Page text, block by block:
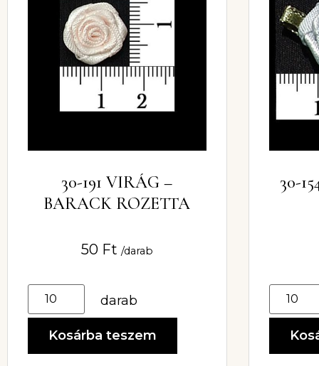
30-191 VIRÁG –
BARACK ROZETTA
50 Ft /darab
darab
Kosárba teszem
30-